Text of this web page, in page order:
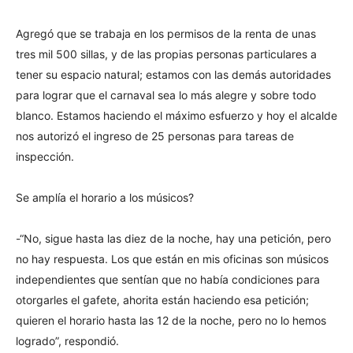
Agregó que se trabaja en los permisos de la renta de unas
tres mil 500 sillas, y de las propias personas particulares a
tener su espacio natural; estamos con las demás autoridades
para lograr que el carnaval sea lo más alegre y sobre todo
blanco. Estamos haciendo el máximo esfuerzo y hoy el alcalde
nos autorizó el ingreso de 25 personas para tareas de
inspección.
Se amplía el horario a los músicos?
-“No, sigue hasta las diez de la noche, hay una petición, pero
no hay respuesta. Los que están en mis oficinas son músicos
independientes que sentían que no había condiciones para
otorgarles el gafete, ahorita están haciendo esa petición;
quieren el horario hasta las 12 de la noche, pero no lo hemos
logrado”, respondió.